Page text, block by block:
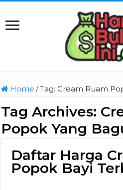
Home /Tag: Cream Ruam
Tag Archives:
Popok Yang
Daftar Harga
Popok Bayi